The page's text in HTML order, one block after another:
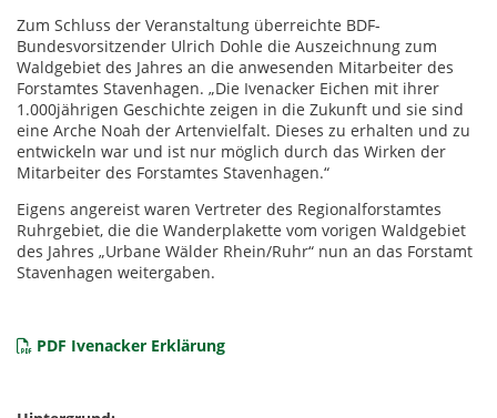
Zum Schluss der Veranstaltung überreichte BDF-
Bundesvorsitzender Ulrich Dohle die Auszeichnung zum
Waldgebiet des Jahres an die anwesenden Mitarbeiter des
Forstamtes Stavenhagen. „Die Ivenacker Eichen mit ihrer
1.000jährigen Geschichte zeigen in die Zukunft und sie sind
eine Arche Noah der Artenvielfalt. Dieses zu erhalten und zu
entwickeln war und ist nur möglich durch das Wirken der
Mitarbeiter des Forstamtes Stavenhagen.“
Eigens angereist waren Vertreter des Regionalforstamtes
Ruhrgebiet, die die Wanderplakette vom vorigen Waldgebiet
des Jahres „Urbane Wälder Rhein/Ruhr“ nun an das Forstamt
Stavenhagen weitergaben.
PDF Ivenacker Erklärung